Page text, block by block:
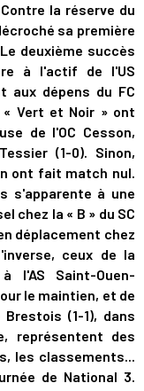
la réserve du
sa première
deuxième succès
à l'actif de l'US
aux dépens du FC
« Vert et Noir » ont
de l'OC Cesson,
(1-0). Sinon,
ont fait match nul.
s'apparente à une
chez la « B » du SC
déplacement chez
ceux de la
l'AS Saint-Ouen-
le maintien, et de
(1-1), dans
représentent des
les classements...
de National 3.